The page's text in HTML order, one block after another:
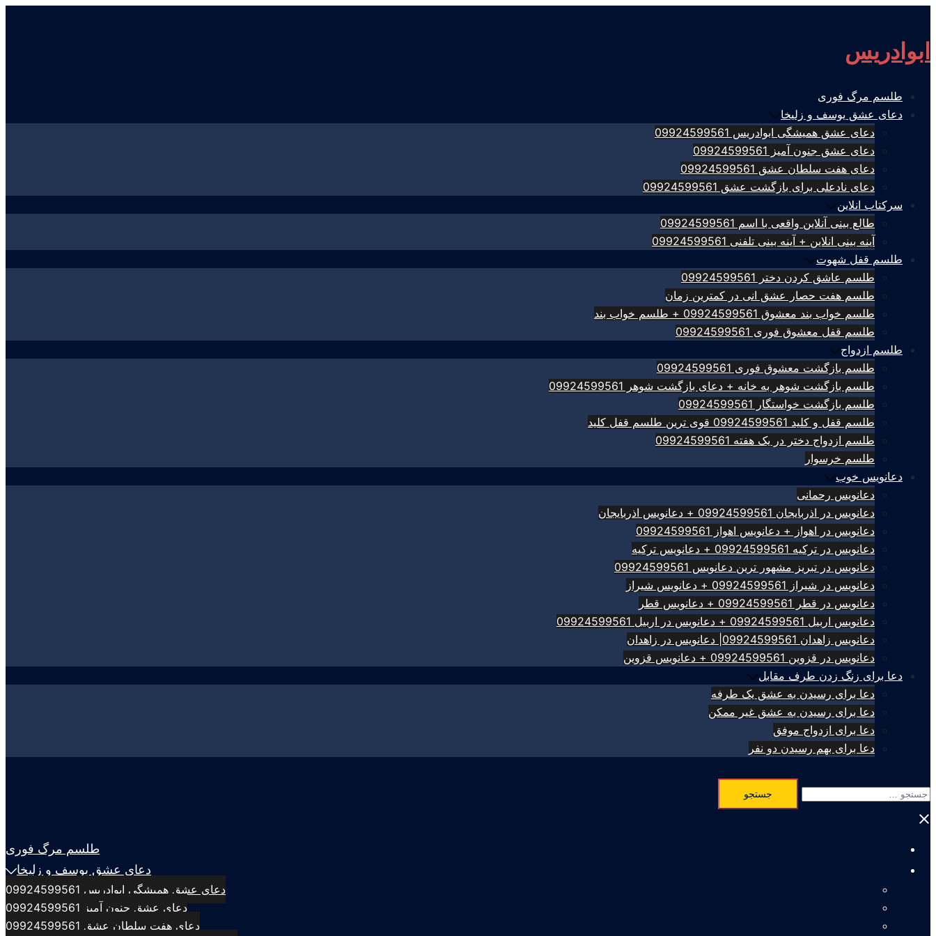
content
ابوادریس
طلسم مرگ فوری
دعای عشق یوسف و زلیخا
دعای عشق همیشگی ابوادریس 09924599561
دعای عشق جنون آمیز 09924599561
دعای هفت سلطان عشق 09924599561
دعای نادعلی برای بازگشت عشق 09924599561
سرکتاب انلاین
طالع بینی آنلاین واقعی با اسم 09924599561
آینه بینی انلاین + آینه بینی تلفنی 09924599561
طلسم قفل شهوت
طلسم عاشق کردن دختر 09924599561
طلسم هفت حصار عشق انی در کمترین زمان
طلسم خواب بند معشوق 09924599561 + طلسم خواب بند
طلسم قفل معشوق فوری 09924599561
طلسم ازدواج
طلسم بازگشت معشوق فوری 09924599561
طلسم بازگشت شوهر به خانه + دعای بازگشت شوهر 09924599561
طلسم بازگشت خواستگار 09924599561
طلسم قفل و کلید 09924599561 قوی ترین طلسم قفل کلید
طلسم ازدواج دختر در یک هفته 09924599561
طلسم خرسوار
دعانویس خوب
دعانویس رحمانی
دعانویس در اذربایجان 09924599561 + دعانویس اذربایجان
دعانویس در اهواز + دعانویس اهواز 09924599561
دعانویس در ترکیه 09924599561 + دعانویس ترکیه
دعانویس در تبریز مشهور ترین دعانویس 09924599561
دعانویس در شیراز 09924599561 + دعانویس شیراز
دعانویس در قطر 09924599561 + دعانویس قطر
دعانویس اربیل 09924599561 + دعانویس در اربیل 09924599561
دعانویس زاهدان 09924599561| دعانویس در زاهدان
دعانویس در قزوین 09924599561 + دعانویس قزوین
دعا برای زنگ زدن طرف مقابل
دعا برای رسیدن به عشق یک طرفه
دعا برای رسیدن به عشق غیر ممکن
دعا برای ازدواج موفق
دعا برای بهم رسیدن دو نفر
جستجو
برای:
Close
طلسم مرگ فوری
دعای عشق یوسف و زلیخا
دعای عشق همیشگی ابوادریس 09924599561
دعای عشق جنون آمیز 09924599561
دعای هفت سلطان عشق 09924599561